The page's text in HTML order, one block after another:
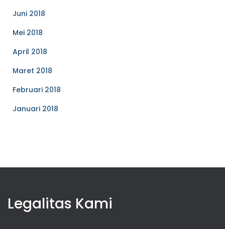
Juni 2018
Mei 2018
April 2018
Maret 2018
Februari 2018
Januari 2018
Legalitas Kami